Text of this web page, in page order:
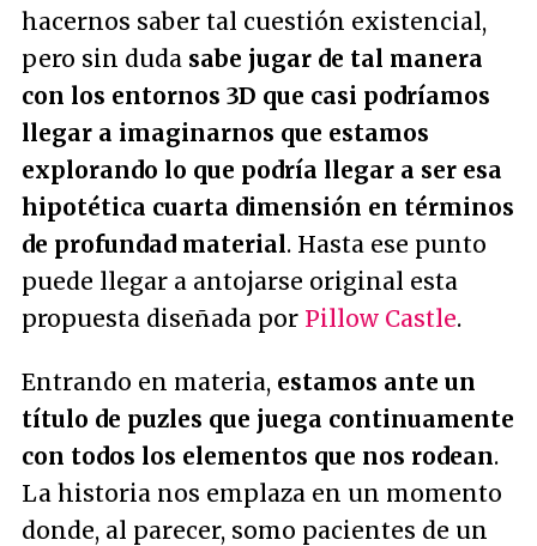
hacernos saber tal cuestión existencial,
pero sin duda sabe jugar de tal manera
con los entornos 3D que casi podríamos
llegar a imaginarnos que estamos
explorando lo que podría llegar a ser esa
hipotética cuarta dimensión en términos
de profundad material. Hasta ese punto
puede llegar a antojarse original esta
propuesta diseñada por Pillow Castle.
Entrando en materia, estamos ante un
título de puzles que juega continuamente
con todos los elementos que nos rodean.
La historia nos emplaza en un momento
donde, al parecer, somo pacientes de un